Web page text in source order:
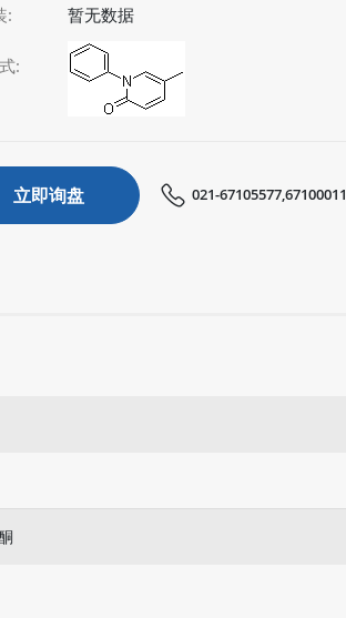
: 暂无数据
:
立即询盘 021-67105577,67100011